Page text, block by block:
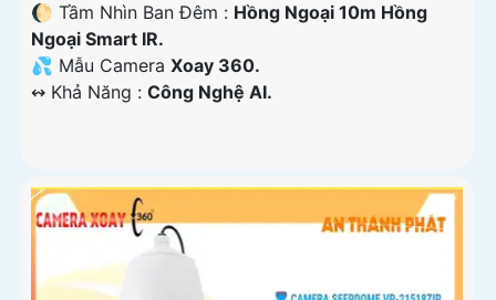
🌔 Tầm Nhìn Ban Đêm : Hồng Ngoại 10m Hồng
Ngoại Smart IR.
💦 Mẫu Camera Xoay 360.
️↭ Khả Năng : Công Nghệ AI.